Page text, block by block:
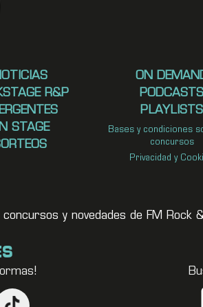
R&P
STAGE
ON
PODCASTS
PLAYLISTS
Bases y condiciones
concursos
Privacidad y
y novedades de FM Rock